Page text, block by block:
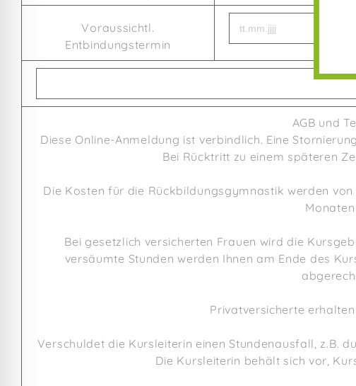
Voraussichtl.
Entbindungstermin
AGB und
Diese Online-Anmeldung ist verbindlich. Eine
Bei Rücktritt zu einem späteren
Die Kosten für die Rückbildungsgymnastik werden
Bei gesetzlich versicherten Frauen wird die
versäumte Stunden werden Ihnen am Ende des
Privatversicherte
Verschuldet die Kursleiterin einen Stundenausfall, z.B.
Die Kursleiterin behält sich vor,